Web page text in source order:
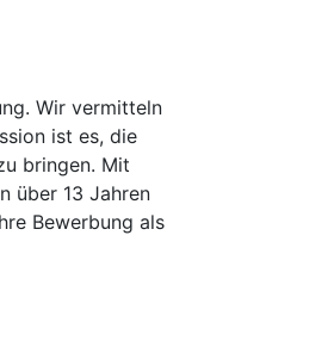
Wir vermitteln
ist es, die
bringen. Mit
über 13 Jahren
Bewerbung als